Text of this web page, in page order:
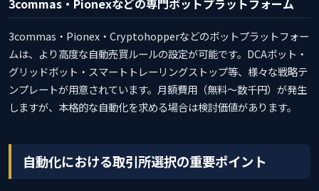
3commas・Pionexなどの専門ボットプラットフォーム
3commas・Pionex・Cryptohopperなどのボットプラットフォー
ムは、より高度な自動売買ルールの設定が可能です。DCAボット・
グリッドボット・スマートトレーリングストップ等、様々な戦略テ
ンプレートが用意されています。月額費用（無料〜数千円）が発生
しますが、本格的な自動化を求める場合は検討価値があります。
自動化における取引所選択の重要ポイント